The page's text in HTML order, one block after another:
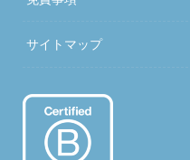
サイトマップ